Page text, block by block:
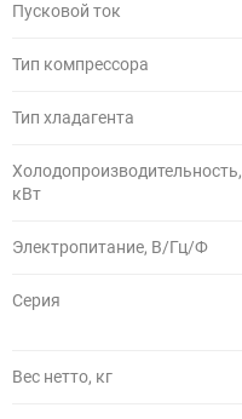
Пусковой ток
Тип компрессора
Тип хладагента
Холодопроизводительность,
кВт
Электропитание, В/Гц/Ф
Серия
Вес нетто, кг